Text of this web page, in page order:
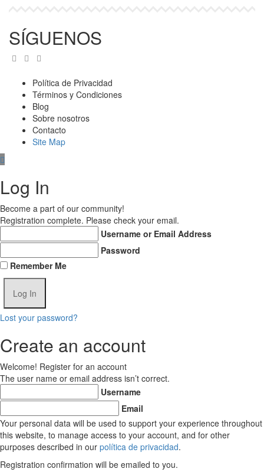
Cargar más
SÍGUENOS
Política de Privacidad
Términos y Condiciones
Blog
Sobre nosotros
Contacto
Site Map
Log In
Become a part of our community!
Registration complete. Please check your email.
Username or Email Address
Password
Remember Me
Lost your password?
Create an account
Welcome! Register for an account
The user name or email address isn’t correct.
Username
Email
Your personal data will be used to support your experience throughout
this website, to manage access to your account, and for other
purposes described in our política de privacidad.
Registration confirmation will be emailed to you.